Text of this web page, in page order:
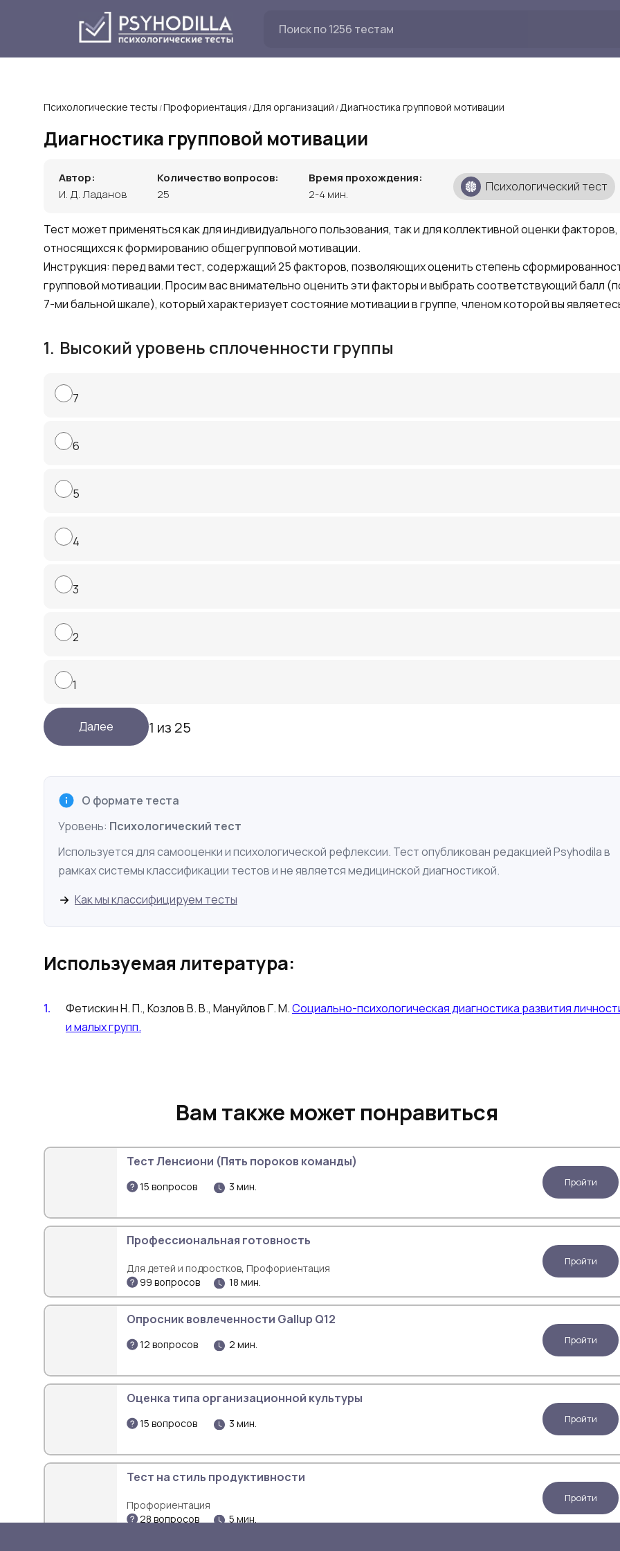
Психологические тесты /Профориентация /Для организаций /Диагностика групповой мотивации
Диагностика групповой мотивации
Автор:
И. Д. Ладанов
Количество вопросов:
25
Время прохождения:
2-4 мин.
Психологический тест
Тест может применяться как для индивидуального пользования, так и для коллективной оценки факторов,
относящихся к формированию общегрупповой мотивации.
Инструкция: перед вами тест, содержащий 25 факторов, позволяющих оценить степень
групповой мотивации. Просим вас внимательно оценить эти факторы и выбрать соответствующий балл
7-ми бальной шкале), который характеризует состояние мотивации в группе, членом которой вы
1. Высокий уровень сплоченности группы
7
6
5
4
3
2
1
1 из 25
О формате теста
Уровень: Психологический тест
Используется для самооценки и психологической рефлексии. Тест опубликован редакцией Psyhodila в
рамках системы классификации тестов и не является медицинской диагностикой.
Как мы классифицируем тесты
Используемая литература:
Фетискин Н. П., Козлов В. В., Мануйлов Г. М.Социально-психологическая диагностика развития
и малых групп.
Вам также может понравиться
Тест Ленсиони (Пять пороков команды)
15 вопросов 3 мин. Пройти
Профессиональная готовность
Для детей и подростков, Профориентация
99 вопросов
18 мин.
Пройти
Опросник вовлеченности Gallup Q12
12 вопросов 2 мин. Пройти
Оценка типа организационной культуры
15 вопросов 3 мин. Пройти
Тест на стиль продуктивности
Профориентация
28 вопросов
5 мин.
Пройти